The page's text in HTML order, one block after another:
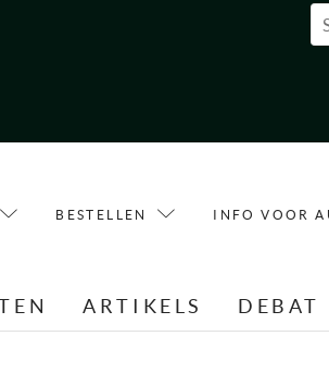
BESTELLEN INFO VOOR
ARTIKELS DEBAT